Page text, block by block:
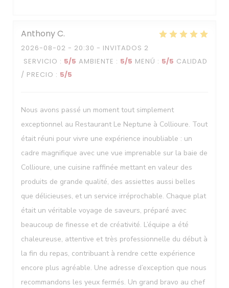
AnthonyC
2026-08-02 - 20:30 - INVITADOS 2
SERVICIO : 5/5 AMBIENTE : 5/5 MENÚ : 5/5 CALIDAD
/ PRECIO : 5/5
Nous avons passé un moment tout simplement
exceptionnel au Restaurant Le Neptune à Collioure. Tout
était réuni pour vivre une expérience inoubliable : un
cadre magnifique avec une vue imprenable sur la baie de
Collioure, une cuisine raffinée mettant en valeur des
produits de grande qualité, des assiettes aussi belles
que délicieuses, et un service irréprochable. Chaque plat
était un véritable voyage de saveurs, préparé avec
beaucoup de finesse et de créativité. L’équipe a été
chaleureuse, attentive et très professionnelle du début à
la fin du repas, contribuant à rendre cette expérience
encore plus agréable. Une adresse d’exception que nous
recommandons les yeux fermés. Un grand bravo au chef